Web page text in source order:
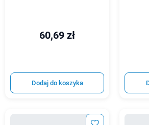
60,69 zł
Dodaj do koszyka